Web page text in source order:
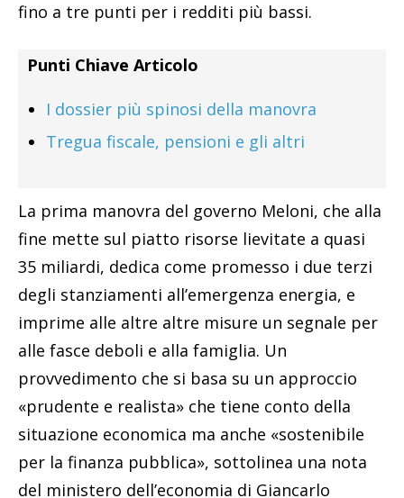
fino a tre punti per i redditi più bassi.
Punti Chiave Articolo
I dossier più spinosi della manovra
Tregua fiscale, pensioni e gli altri
La prima manovra del governo Meloni, che alla
fine mette sul piatto risorse lievitate a quasi
35 miliardi, dedica come promesso i due terzi
degli stanziamenti all’emergenza energia, e
imprime alle altre altre misure un segnale per
alle fasce deboli e alla famiglia. Un
provvedimento che si basa su un approccio
«prudente e realista» che tiene conto della
situazione economica ma anche «sostenibile
per la finanza pubblica», sottolinea una nota
del ministero dell’economia di Giancarlo